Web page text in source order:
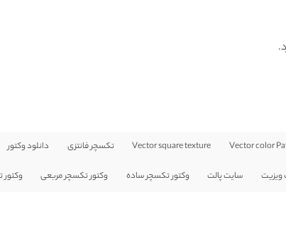
Vector color
Vector square texture تکسچر فانتزی دانلود وکتور
ویزیت سایت پالت وکتور تکسچر ساده وکتور تکسچر مربعی